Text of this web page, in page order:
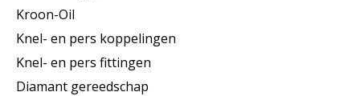
Kroon-Oil
Knel- en pers koppelingen
Knel- en pers fittingen
Diamant gereedschap